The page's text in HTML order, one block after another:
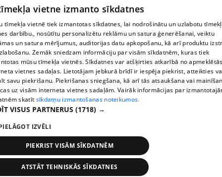
Добавление
комментариев
TВ-программа
Условия договора
360 Ziņu kontakti
Helio Media
Служба помощи портала: э-почта -
All rights reserved.
vietne izmanto sīkdatnes
tīmekļa vietnē tiek izmantotas sīkdatnes, lai nodrošinātu un uzlabotu
darbību., nosūtītu personalizētu reklāmu un satura ģenerēšanai, veiktu
un satura mērījumus, auditorijas datu apkopošanu, kā arī produktu
Zemāk sniedzam informāciju par visām sīkdatnēm, kuras tiek
mūsu tīmekļa vietnēs. Sīkdatnes var atšķirties atkarībā no
vietnes sadaļas. Lietotājam jebkurā brīdī ir iespēja piekrist, atteikties
savu piekrišanu. Piekrišanas sniegšana, kā arī tās atsaukšana vai
uz visām interneta vietnes sadaļām. Vairāk informācijas par
skatīt sīkdatņu izmantošanas noteikumos.
VISUS PARTNERUS (1718) →
IZVĒLI
PIEKRIST VISĀM SĪKDATNĒM
ATSTĀT TEHNISKĀS SĪKDATNES